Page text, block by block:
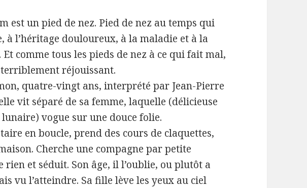
est un pied de nez. Pied de nez au temps qui
à l’héritage douloureux, à la maladie et à la
comme tous les pieds de nez à ce qui fait mal,
réjouissant.
quatre-vingt ans, interprété par Jean-Pierre
vit séparé de sa femme, laquelle (délicieuse
vogue sur une douce folie.
en boucle, prend des cours de claquettes,
Cherche une compagne par petite
rien et séduit. Son âge, il l’oublie, ou plutôt a
vu l’atteindre. Sa fille lève les yeux au ciel